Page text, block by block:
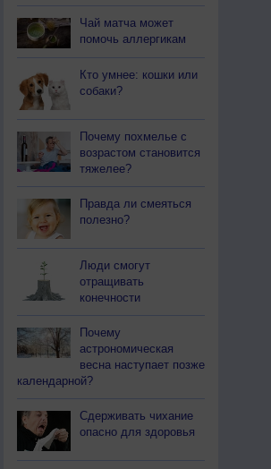
Чай матча может
помочь аллергикам
Кто умнее: кошки или
собаки?
Почему похмелье с
возрастом становится
тяжелее?
Правда ли смеяться
полезно?
Люди смогут
отращивать
конечности
Почему
астрономическая
весна наступает позже
календарной?
Сдерживать чихание
опасно для здоровья